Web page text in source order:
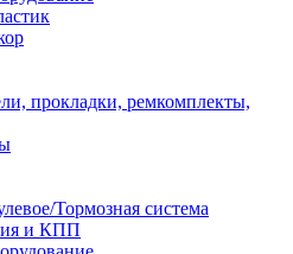
прокладки, ремкомплекты,
Тормозная система
и КПП